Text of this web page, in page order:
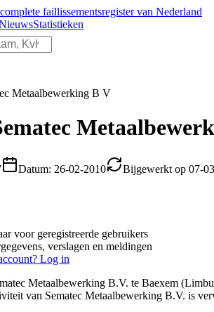
faillissementsregister van Nederland
Statistieken
Metaalbewerking B V
Datum: 26-02-2010 Bijgewerkt op 07-
voor geregistreerde gebruikers
verslagen en meldingen
Log in
Metaalbewerking B.V. te Baexem
van Sematec Metaalbewerking B.V. is